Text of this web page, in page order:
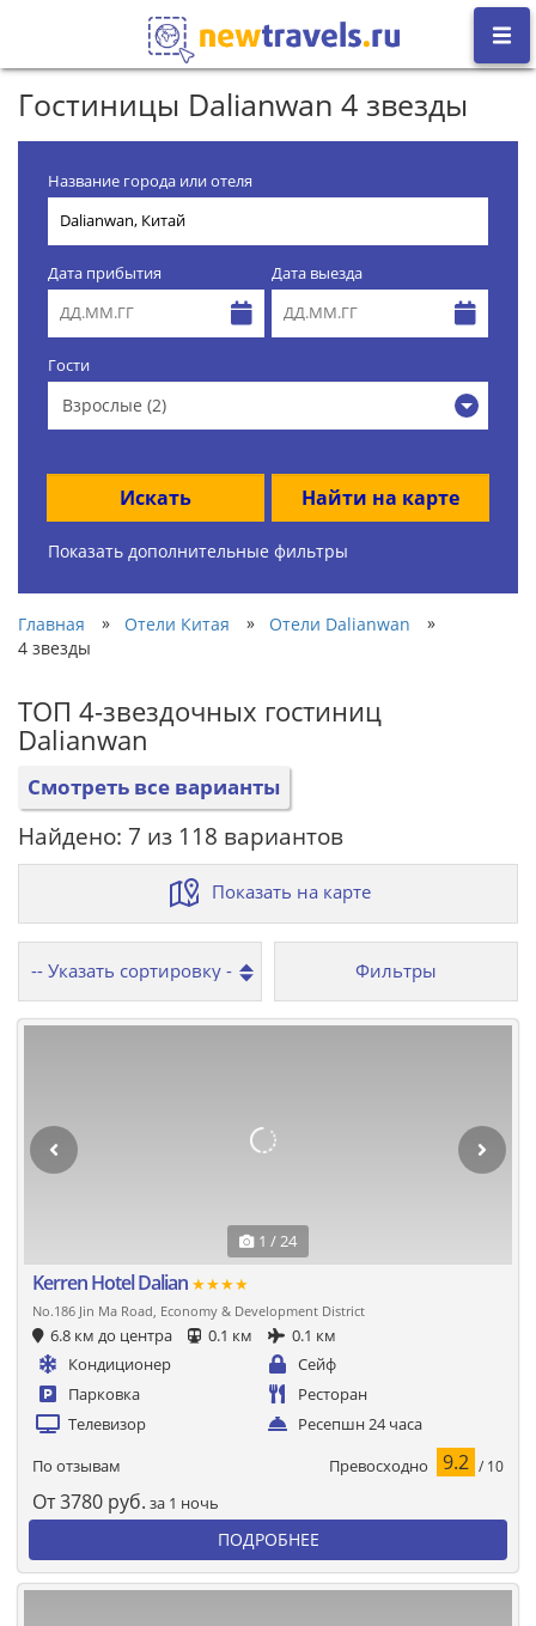
Гостиницы Dalianwan 4 звезды
Название города или отеля
Дата прибытия Дата выезда
Гости
Взрослые (2)
Искать Найти на карте
Показать дополнительные фильтры
Главная » Отели Китая » Отели Dalianwan
»
4 звезды
ТОП 4-звездочных гостиниц
Dalianwan
Смотреть все варианты
Найдено: 7 из 118 вариантов
Показать на карте
Фильтры
1 / 24
Kerren Hotel Dalian ★★★★
No.186 Jin Ma Road, Economy & Development District
6.8 км до центра 0.1 км
0.1 км
Кондиционер
Сейф
Парковка
Ресторан
Телевизор
Ресепшн 24 часа
По отзывам Превосходно 9.2 / 10
От3780 руб. за 1 ночь
ПОДРОБНЕЕ